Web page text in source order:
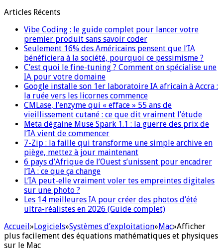
Articles Récents
Vibe Coding : le guide complet pour lancer votre
premier produit sans savoir coder
Seulement 16% des Américains pensent que l’IA
bénéficiera à la société, pourquoi ce pessimisme ?
C’est quoi le fine-tuning ? Comment on spécialise une
IA pour votre domaine
Google installe son 1er laboratoire IA africain à Accra :
la ruée vers les licornes commence
CMLase, l’enzyme qui « efface » 55 ans de
vieillissement cutané : ce que dit vraiment l’étude
Meta dégaine Muse Spark 1.1 : la guerre des prix de
l’IA vient de commencer
7-Zip : la faille qui transforme une simple archive en
piège, mettez à jour maintenant
6 pays d’Afrique de l’Ouest s’unissent pour encadrer
l’IA : ce que ça change
L’IA peut-elle vraiment voler tes empreintes digitales
sur une photo ?
Les 14 meilleures IA pour créer des photos d’été
ultra-réalistes en 2026 (Guide complet)
Accueil»Logiciels»Systèmes d’exploitation»Mac»Afficher
plus facilement des équations mathématiques et physiques
sur le Mac